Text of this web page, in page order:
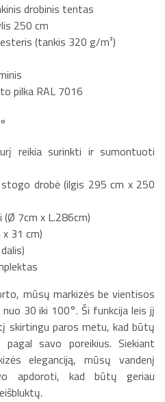
drobinis tentas
250 cm
(tankis 320 g/m²)
pilka RAL 7016
reikia surinkti ir sumontuoti
drobė (ilgis 295 cm x 250
(Ø 7cm x L.286cm)
31 cm)
mūsų markizės be vientisos
30 iki 100°. Ši funkcija leis jį
skirtingu paros metu, kad būtų
savo poreikius. Siekiant
eleganciją, mūsų vandenį
apdoroti, kad būtų geriau